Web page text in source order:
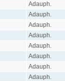
Adauph.
Adauph.
Adauph.
Adauph.
Adauph.
Adauph.
Adauph.
Adauph.